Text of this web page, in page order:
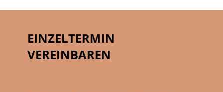
EINZELTERMIN
VEREINBAREN